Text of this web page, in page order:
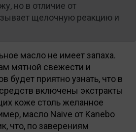
но в отличие от
щелочную реакцию и
масло не имеет запаха.
мятной свежести и
будет приятно узнать, что в
включены экстракты
коже столь желанное
масло Naive от Kanebo
что, по заверениям